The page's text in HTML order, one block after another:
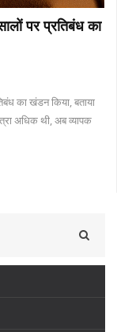
पर प्रतिबंध का
का खंडन किया, बताया
अधिक थी, अब व्यापक